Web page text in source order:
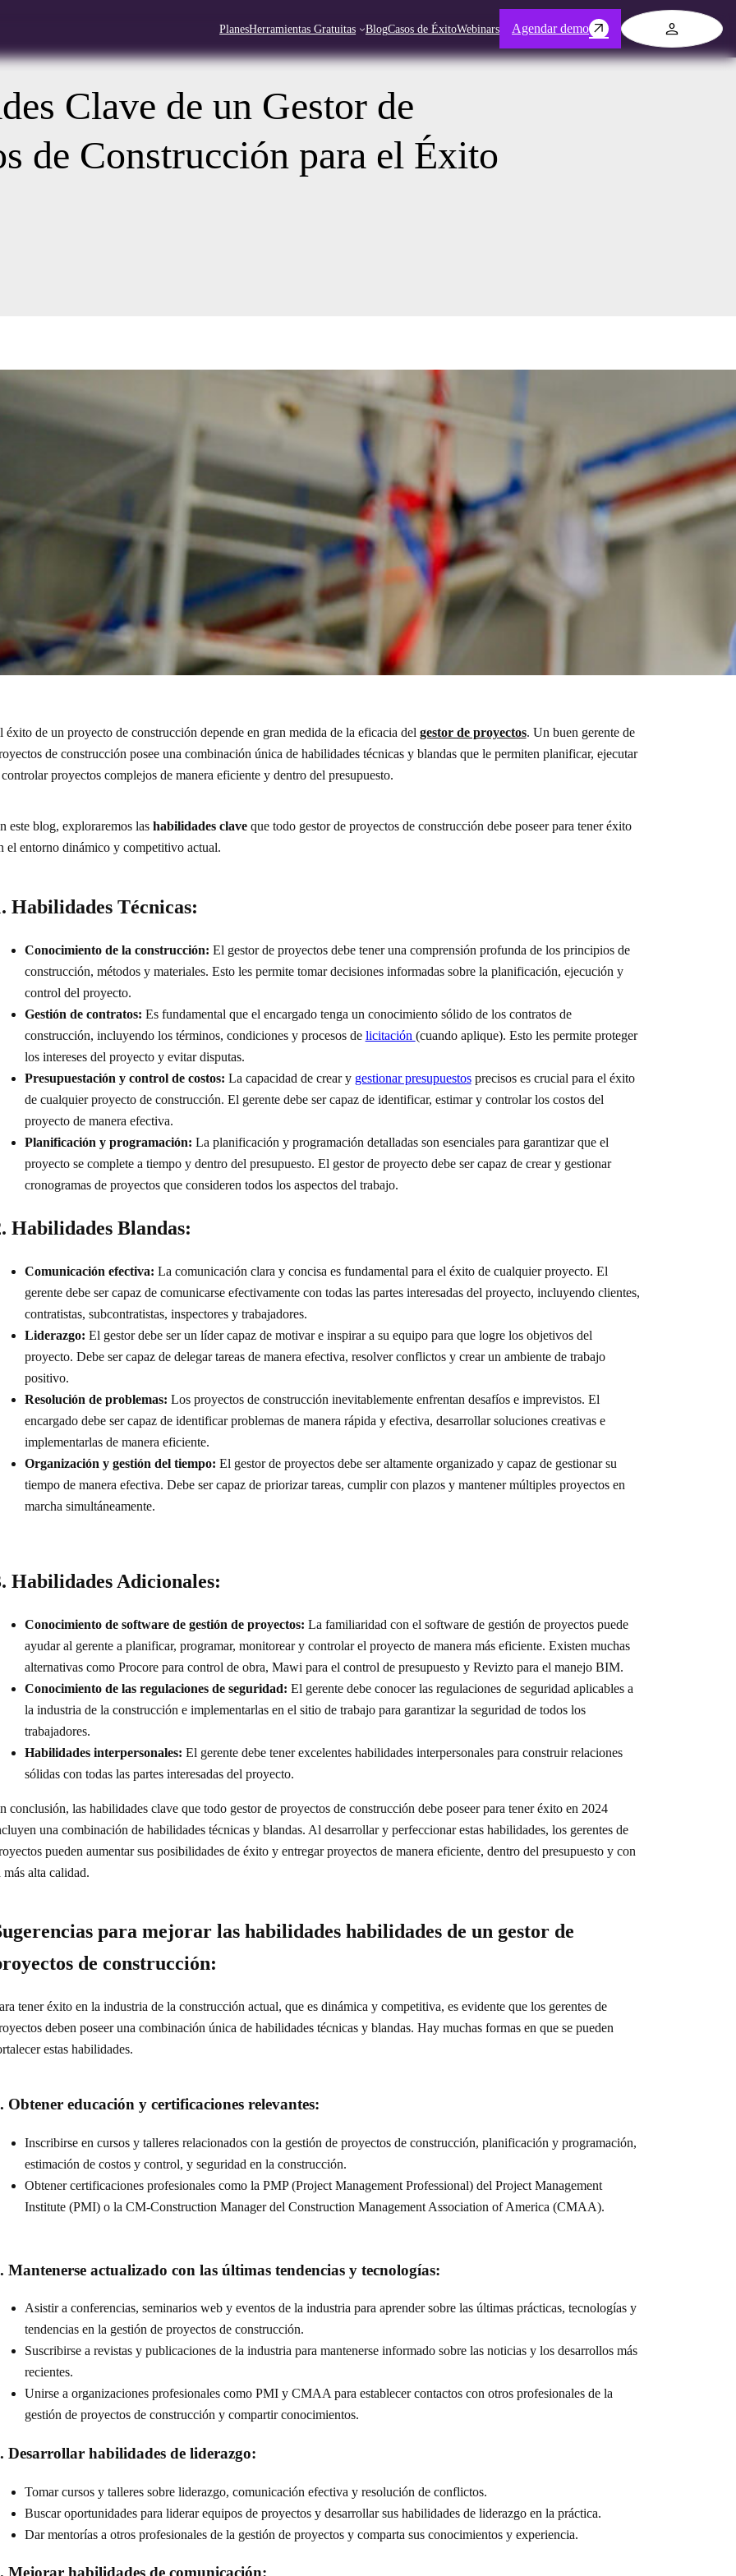
PlanesHerramientas Gratuitas BlogCasos de ÉxitoWebinars Agendar demo Log in
Clave de un Gestor de
de Construcción para el Éxito
éxito de un proyecto de construcción depende en gran medida de la eficacia del gestor de proyectos. Un buen gerente de
de construcción posee una combinación única de habilidades técnicas y blandas que le permiten planificar, ejecutar
proyectos complejos de manera eficiente y dentro del presupuesto.
este blog, exploraremos las habilidades claveque todo gestor de proyectos de construcción debe poseer para tener éxito
el entorno dinámico y competitivo actual.
Habilidades Técnicas:
Conocimiento de la construcción: El gestor de proyectos debe tener una comprensión profunda de los principios de
construcción, métodos y materiales. Esto les permite tomar decisiones informadas sobre la planificación, ejecución y
control del proyecto.
Gestión de contratos: Es fundamental que el encargado tenga un conocimiento sólido de los contratos de
construcción, incluyendo los términos, condiciones y procesos de licitación (cuando aplique). Esto les permite proteger
los intereses del proyecto y evitar disputas.
Presupuestación y control de costos: La capacidad de crear y gestionar presupuestosprecisos es crucial para el éxito
de cualquier proyecto de construcción. El gerente debe ser capaz de identificar, estimar y controlar los costos del
proyecto de manera efectiva.
Planificación y programación: La planificación y programación detalladas son esenciales para garantizar que el
proyecto se complete a tiempo y dentro del presupuesto. El gestor de proyecto debe ser capaz de crear y gestionar
cronogramas de proyectos que consideren todos los aspectos del trabajo.
Habilidades Blandas:
Comunicación efectiva: La comunicación clara y concisa es fundamental para el éxito de cualquier proyecto. El
gerente debe ser capaz de comunicarse efectivamente con todas las partes interesadas del proyecto, incluyendo clientes,
contratistas, subcontratistas, inspectores y trabajadores.
Liderazgo: El gestor debe ser un líder capaz de motivar e inspirar a su equipo para que logre los objetivos del
proyecto. Debe ser capaz de delegar tareas de manera efectiva, resolver conflictos y crear un ambiente de trabajo
positivo.
Resolución de problemas: Los proyectos de construcción inevitablemente enfrentan desafíos e imprevistos. El
encargado debe ser capaz de identificar problemas de manera rápida y efectiva, desarrollar soluciones creativas e
implementarlas de manera eficiente.
Organización y gestión del tiempo: El gestor de proyectos debe ser altamente organizado y capaz de gestionar su
tiempo de manera efectiva. Debe ser capaz de priorizar tareas, cumplir con plazos y mantener múltiples proyectos en
marcha simultáneamente.
Habilidades Adicionales:
Conocimiento de software de gestión de proyectos: La familiaridad con el software de gestión de proyectos puede
ayudar al gerente a planificar, programar, monitorear y controlar el proyecto de manera más eficiente. Existen muchas
alternativas como Procore para control de obra, Mawi para el control de presupuesto y Revizto para el manejo BIM.
Conocimiento de las regulaciones de seguridad: El gerente debe conocer las regulaciones de seguridad aplicables a
la industria de la construcción e implementarlas en el sitio de trabajo para garantizar la seguridad de todos los
trabajadores.
Habilidades interpersonales: El gerente debe tener excelentes habilidades interpersonales para construir relaciones
sólidas con todas las partes interesadas del proyecto.
conclusión, las habilidades clave que todo gestor de proyectos de construcción debe poseer para tener éxito en 2024
una combinación de habilidades técnicas y blandas. Al desarrollar y perfeccionar estas habilidades, los gerentes de
pueden aumentar sus posibilidades de éxito y entregar proyectos de manera eficiente, dentro del presupuesto y con
más alta calidad.
para mejorar las habilidades habilidades de un gestor de
de construcción:
tener éxito en la industria de la construcción actual, que es dinámica y competitiva, es evidente que los gerentes de
deben poseer una combinación única de habilidades técnicas y blandas. Hay muchas formas en que se pueden
estas habilidades.
Obtener educación y certificaciones relevantes:
Inscribirse en cursos y talleres relacionados con la gestión de proyectos de construcción, planificación y programación,
estimación de costos y control, y seguridad en la construcción.
Obtener certificaciones profesionales como la PMP (Project Management Professional) del Project Management
Institute (PMI) o la CM-Construction Manager del Construction Management Association of America (CMAA).
Mantenerse actualizado con las últimas tendencias y tecnologías:
Asistir a conferencias, seminarios web y eventos de la industria para aprender sobre las últimas prácticas, tecnologías y
tendencias en la gestión de proyectos de construcción.
Suscribirse a revistas y publicaciones de la industria para mantenerse informado sobre las noticias y los desarrollos más
recientes.
Unirse a organizaciones profesionales como PMI y CMAA para establecer contactos con otros profesionales de la
gestión de proyectos de construcción y compartir conocimientos.
Desarrollar habilidades de liderazgo:
Tomar cursos y talleres sobre liderazgo, comunicación efectiva y resolución de conflictos.
Buscar oportunidades para liderar equipos de proyectos y desarrollar sus habilidades de liderazgo en la práctica.
Dar mentorías a otros profesionales de la gestión de proyectos y comparta sus conocimientos y experiencia.